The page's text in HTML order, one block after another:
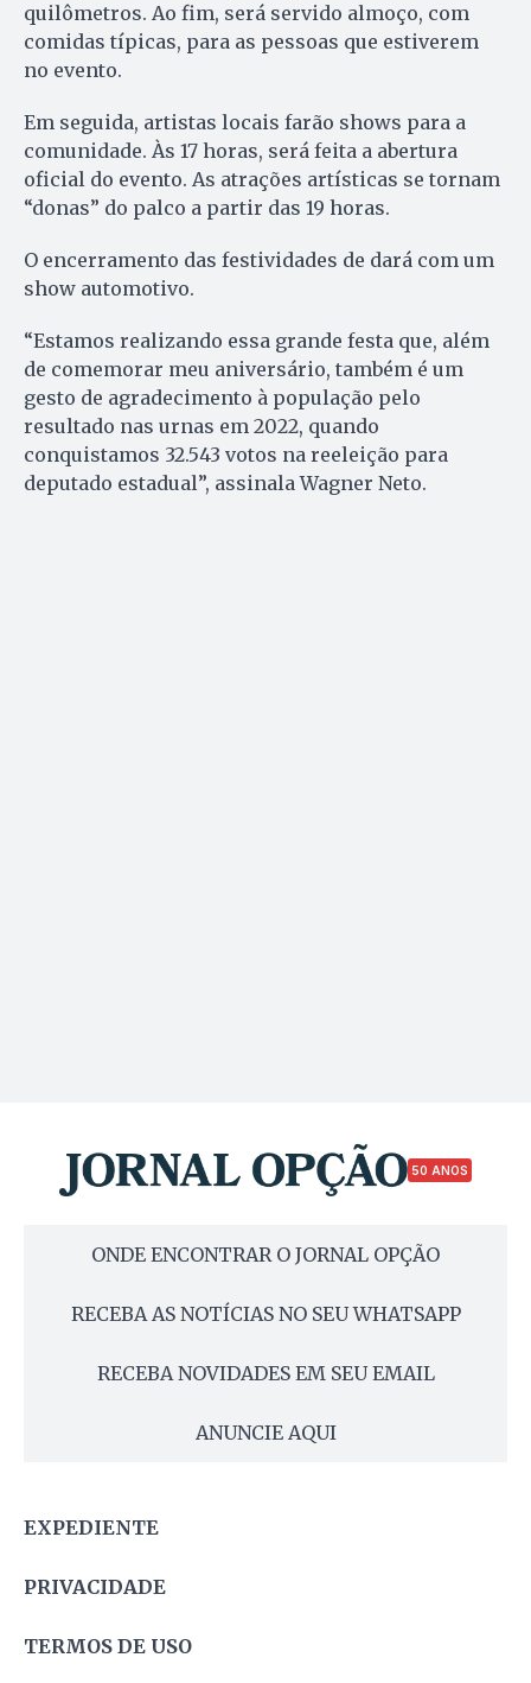
quilômetros. Ao fim, será servido almoço, com
comidas típicas, para as pessoas que estiverem
no evento.
Em seguida, artistas locais farão shows para a
comunidade. Às 17 horas, será feita a abertura
oficial do evento. As atrações artísticas se tornam
“donas” do palco a partir das 19 horas.
O encerramento das festividades de dará com um
show automotivo.
“Estamos realizando essa grande festa que, além
de comemorar meu aniversário, também é um
gesto de agradecimento à população pelo
resultado nas urnas em 2022, quando
conquistamos 32.543 votos na reeleição para
deputado estadual”, assinala Wagner Neto.
50 ANOS
ONDE ENCONTRAR O JORNAL OPÇÃO
RECEBA AS NOTÍCIAS NO SEU WHATSAPP
RECEBA NOVIDADES EM SEU EMAIL
ANUNCIE AQUI
EXPEDIENTE
PRIVACIDADE
TERMOS DE USO